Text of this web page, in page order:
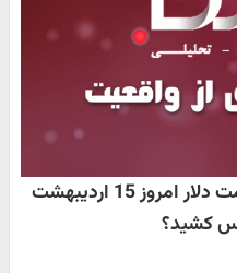
پیش بینی کارشناسان برای قیمت دلار امروز 15 اردیبهشت